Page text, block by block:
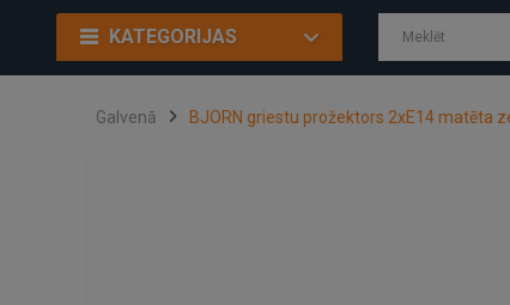
KATEGORIJAS
Galvenā BJORN griestu prožektors 2xE14 matēta